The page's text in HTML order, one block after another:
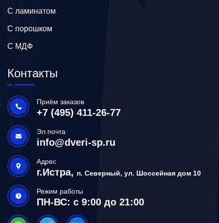
С ламинатом
С порошком
С МДФ
Контакты
Приём заказов
+7 (495) 411-26-77
Эл.почта
info@dveri-sp.ru
Адрес
г.Истра, п. Северный, ул. Шоссейная дом 10
Режим работы
ПН-ВС: с 9:00 до 21:00